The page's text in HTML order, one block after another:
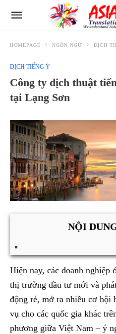
HOMEPAGE NGÔN NGỮ DỊCH
DỊCH TIẾNG Ý
Công ty dịch thuật
tại Lạng Sơn
NỘI
Hiện nay, các doanh
thị trường đầu tư mới và
động rẻ, mở ra nhiều cơ hội
vụ cho các quốc gia khác
phương giữa Việt Nam – ý